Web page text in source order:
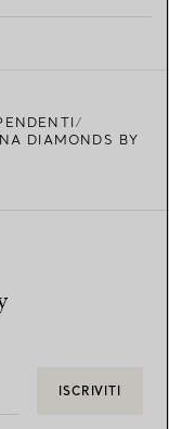
DIAMONDS BY
ISCRIVITI